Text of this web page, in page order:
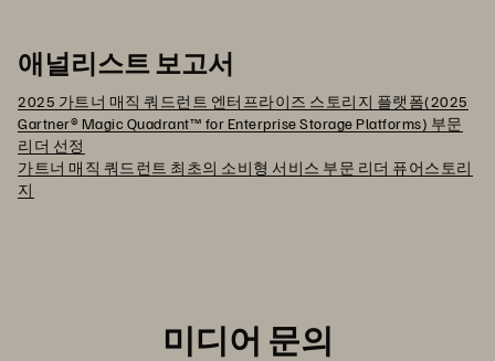
애널리스트 보고서
2025 가트너 매직 쿼드런트 엔터프라이즈 스토리지 플랫폼(2025
Gartner® Magic Quadrant™ for Enterprise Storage Platforms) 부문
리더 선정
가트너 매직 쿼드런트 최초의 소비형 서비스 부문 리더 퓨어스토리
지
미디어 문의